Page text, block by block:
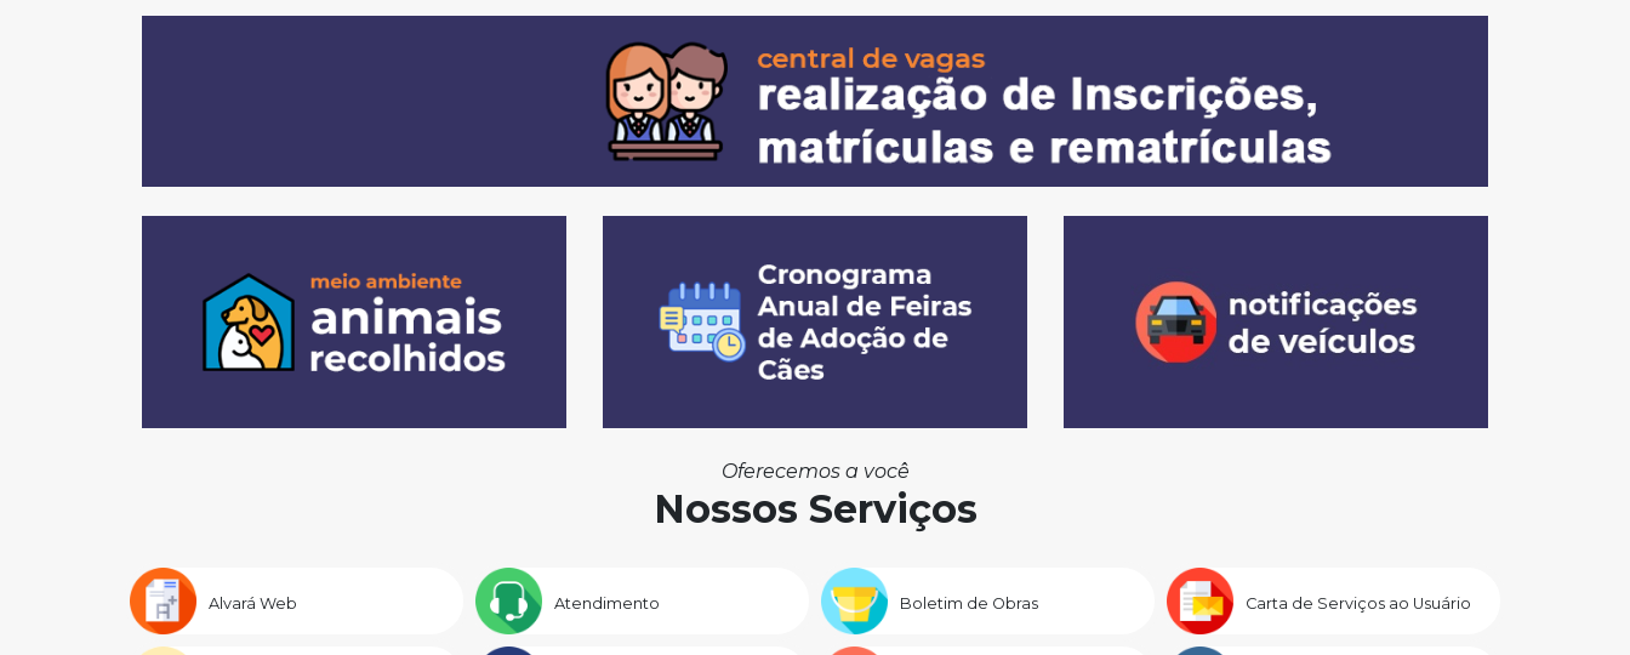
Oferecemos a você
Nossos Serviços
Alvará Web Atendimento Boletim de Obras Carta de Serviços ao Usuário